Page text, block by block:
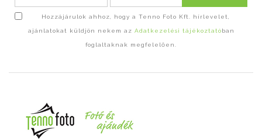
Hozzájárulok ahhoz, hogy a Tenno Foto Kft. hírlevelet,
ajánlatokat küldjön nekem az Adatkezelési tájékoztatóban
foglaltaknak megfelelően.